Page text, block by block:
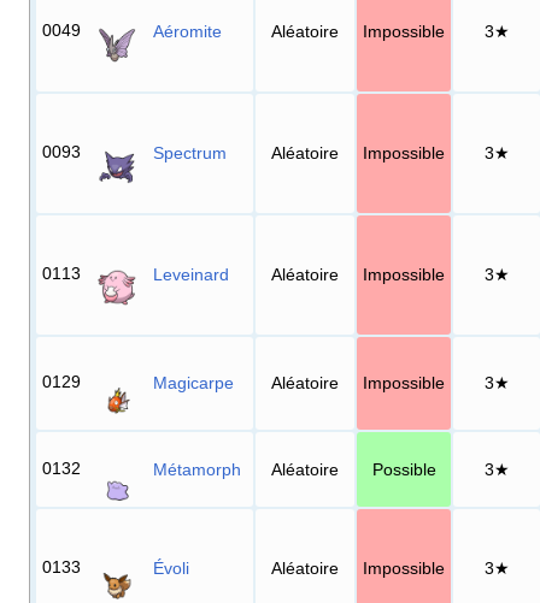
0049 Aéromite Aléatoire Impossible 3★
0093 Spectrum Aléatoire Impossible 3★
0113 Leveinard Aléatoire Impossible 3★
0129 Magicarpe Aléatoire Impossible 3★
0132 Métamorph Aléatoire Possible 3★
0133 Évoli Aléatoire Impossible 3★